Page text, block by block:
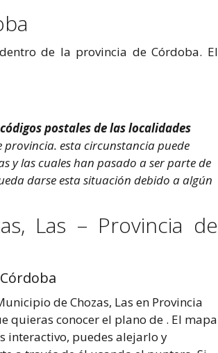
de la provincia de Córdoba. El
códigos postales de las localidades
provincia. esta circunstancia puede
y las cuales han pasado a ser parte de
darse esta situación debido a algún
Las – Provincia de
de Chozas, Las en Provincia
quieras conocer el plano de . El mapa
interactivo, puedes alejarlo y